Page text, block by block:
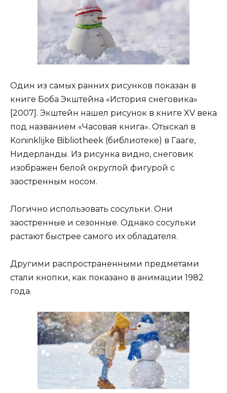
Один из самых ранних рисунков показан в
книге Боба Экштейна «История снеговика»
[2007]. Экштейн нашел рисунок в книге XV века
под названием «Часовая книга». Отыскал в
Koninklijke Bibliotheek (библиотеке) в Гааге,
Нидерланды. Из рисунка видно, снеговик
изображен белой округлой фигурой с
заостренным носом.
Логично использовать сосульки. Они
заостренные и сезонные. Однако сосульки
растают быстрее самого их обладателя.
Другими распространенными предметами
стали кнопки, как показано в анимации 1982
года.